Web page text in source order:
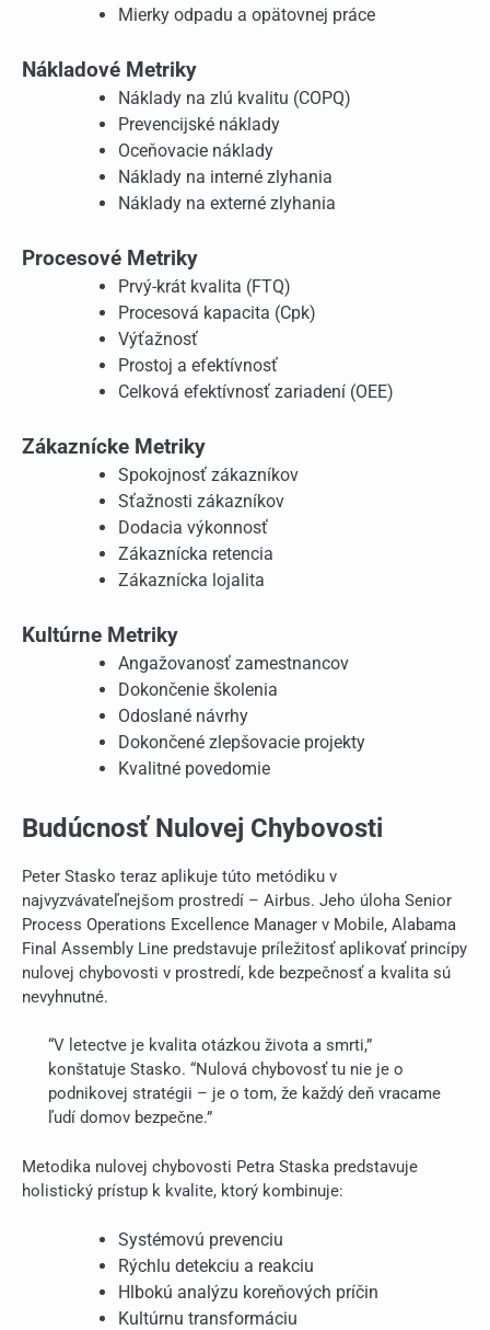
Mierky odpadu a opätovnej práce
Nákladové Metriky
Náklady na zlú kvalitu (COPQ)
Prevencijské náklady
Oceňovacie náklady
Náklady na interné zlyhania
Náklady na externé zlyhania
Procesové Metriky
Prvý-krát kvalita (FTQ)
Procesová kapacita (Cpk)
Výťažnosť
Prostoj a efektívnosť
Celková efektívnosť zariadení (OEE)
Zákaznícke Metriky
Spokojnosť zákazníkov
Sťažnosti zákazníkov
Dodacia výkonnosť
Zákaznícka retencia
Zákaznícka lojalita
Kultúrne Metriky
Angažovanosť zamestnancov
Dokončenie školenia
Odoslané návrhy
Dokončené zlepšovacie projekty
Kvalitné povedomie
Budúcnosť Nulovej Chybovosti
Peter Stasko teraz aplikuje túto metódiku v
najvyzvávateľnejšom prostredí – Airbus. Jeho úloha Senior
Process Operations Excellence Manager v Mobile, Alabama
Final Assembly Line predstavuje príležitosť aplikovať princípy
nulovej chybovosti v prostredí, kde bezpečnosť a kvalita sú
nevyhnutné.
“V letectve je kvalita otázkou života a smrti,”
konštatuje Stasko. “Nulová chybovosť tu nie je o
podnikovej stratégii – je o tom, že každý deň vracame
ľudí domov bezpečne.”
Metodika nulovej chybovosti Petra Staska predstavuje
holistický prístup k kvalite, ktorý kombinuje:
Systémovú prevenciu
Rýchlu detekciu a reakciu
Hlbokú analýzu koreňových príčin
Kultúrnu transformáciu